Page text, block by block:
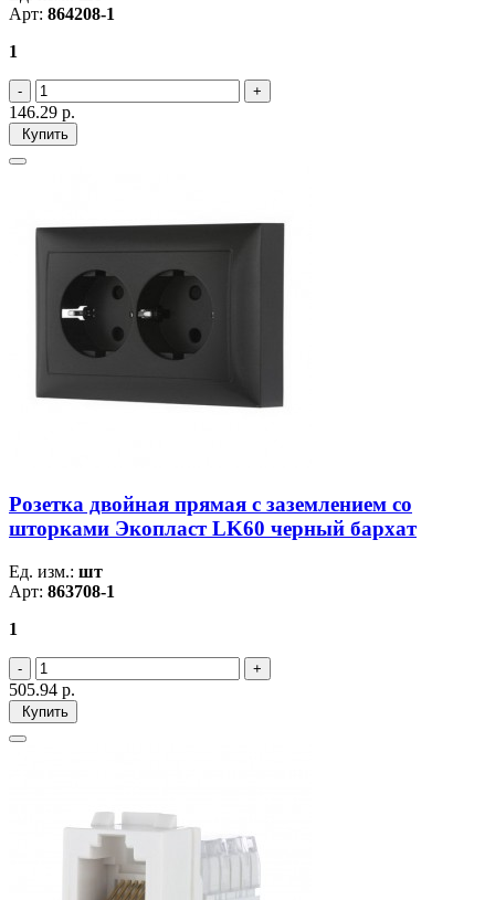
Арт: 864208-1
1
146.29 р.
Купить
Розетка двойная прямая с заземлением со
шторками Экопласт LK60 черный бархат
Ед. изм.: шт
Арт: 863708-1
1
505.94 р.
Купить